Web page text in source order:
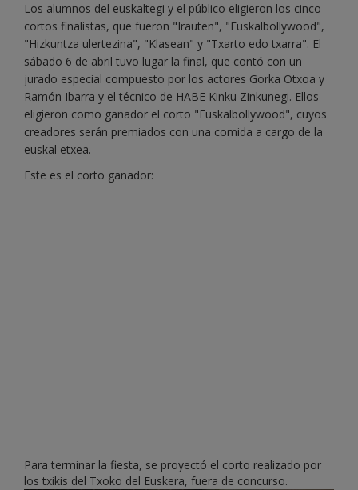
Los alumnos del euskaltegi y el público eligieron los cinco
cortos finalistas, que fueron "Irauten", "Euskalbollywood",
"Hizkuntza ulertezina", "Klasean" y "Txarto edo txarra". El
sábado 6 de abril tuvo lugar la final, que contó con un
jurado especial compuesto por los actores Gorka Otxoa y
Ramón Ibarra y el técnico de HABE Kinku Zinkunegi. Ellos
eligieron como ganador el corto "Euskalbollywood", cuyos
creadores serán premiados con una comida a cargo de la
euskal etxea.
Este es el corto ganador:
Para terminar la fiesta, se proyectó el corto realizado por
los txikis del Txoko del Euskera, fuera de concurso.